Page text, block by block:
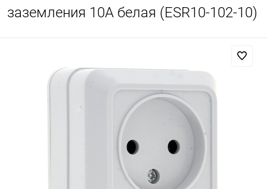
заземления 10А белая (ESR10-102-10)